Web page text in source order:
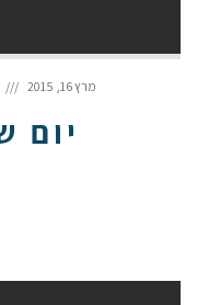
מרץ 16, 2015
יום